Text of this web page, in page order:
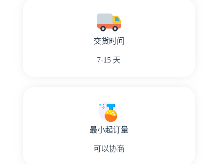
交货时间
7-15 天
最小起订量
可以协商